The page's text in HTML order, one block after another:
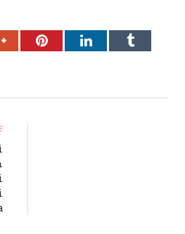
Google+PinterestLinkedInTumblr